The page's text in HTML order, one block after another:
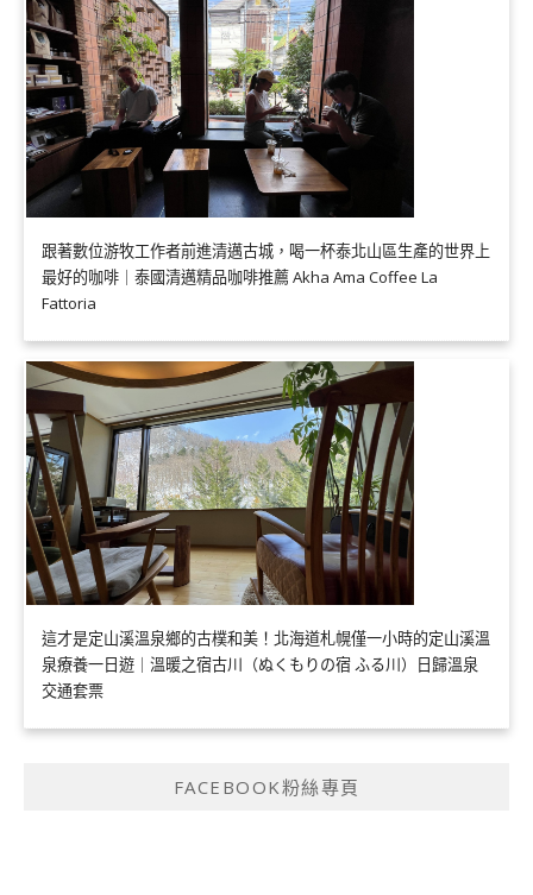
跟著數位游牧工作者前進清邁古城，喝一杯泰北山區生產的世界上
最好的咖啡｜泰國清邁精品咖啡推薦 Akha Ama Coffee La
Fattoria
這才是定山溪溫泉鄉的古樸和美！北海道札幌僅一小時的定山溪溫
泉療養一日遊｜溫暖之宿古川（ぬくもりの宿 ふる川）日歸溫泉
交通套票
FACEBOOK粉絲專頁